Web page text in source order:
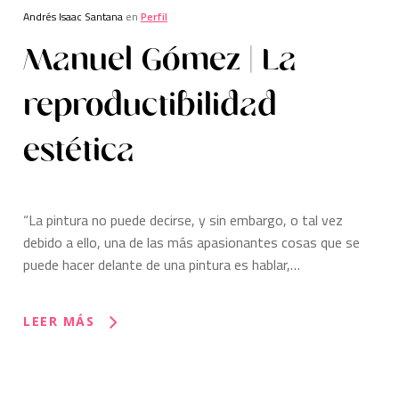
Andrés Isaac Santana en Perfil
Manuel Gómez | La
reproductibilidad
estética
“La pintura no puede decirse, y sin embargo, o tal vez
debido a ello, una de las más apasionantes cosas que se
puede hacer delante de una pintura es hablar,…
LEER MÁS